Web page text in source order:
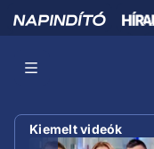
Kiemelt videók